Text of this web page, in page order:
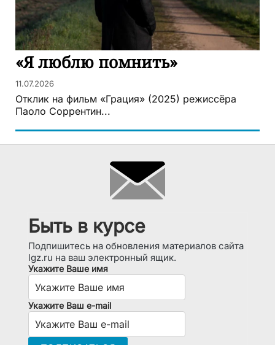
«Я люблю помнить»
11.07.2026
Отклик на фильм «Грация» (2025) режиссёра
Паоло Соррентин...
Быть в курсе
Подпишитесь на обновления материалов сайта
lgz.ru на ваш электронный ящик.
Укажите Ваше имя
Укажите Ваш e-mail